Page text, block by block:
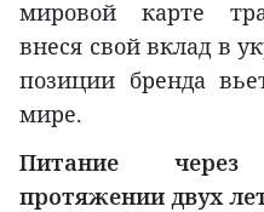
мировой карте
внеся свой вклад в
позиции бренда
мире.
Питание
протяжении двух